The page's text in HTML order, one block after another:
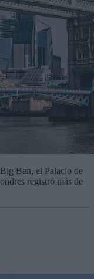
Ben, el Palacio de
registró más de